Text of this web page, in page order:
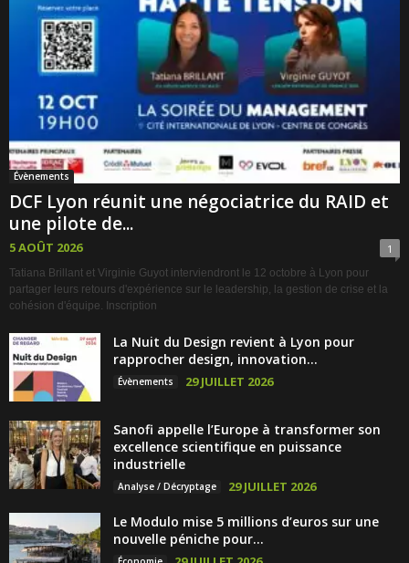
Évènements
DCF Lyon réunit une négociatrice du RAID et
une pilote de...
5 AOÛT 2026 1
Tatiana Brillant et Virginie Guyot interviendront le 12 octobre à Lyon pour
partager leurs retours d'expérience sur le leadership, la gestion de crise et la
cohésion d'équipe. Inscription
La Nuit du Design revient à Lyon pour
rapprocher design, innovation...
Évènements 29 JUILLET 2026
Sanofi appelle l’Europe à transformer son
excellence scientifique en puissance
industrielle
Analyse / Décryptage 29 JUILLET 2026
Le Modulo mise 5 millions d’euros sur une
nouvelle péniche pour...